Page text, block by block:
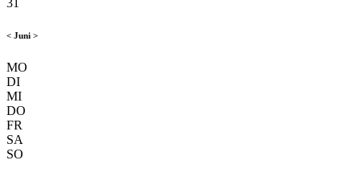
< Juni >
MO
DI
MI
DO
FR
SA
SO